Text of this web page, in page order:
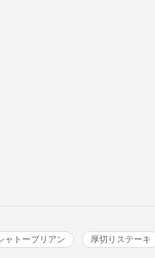
ャトーブリアン 厚切りステーキ